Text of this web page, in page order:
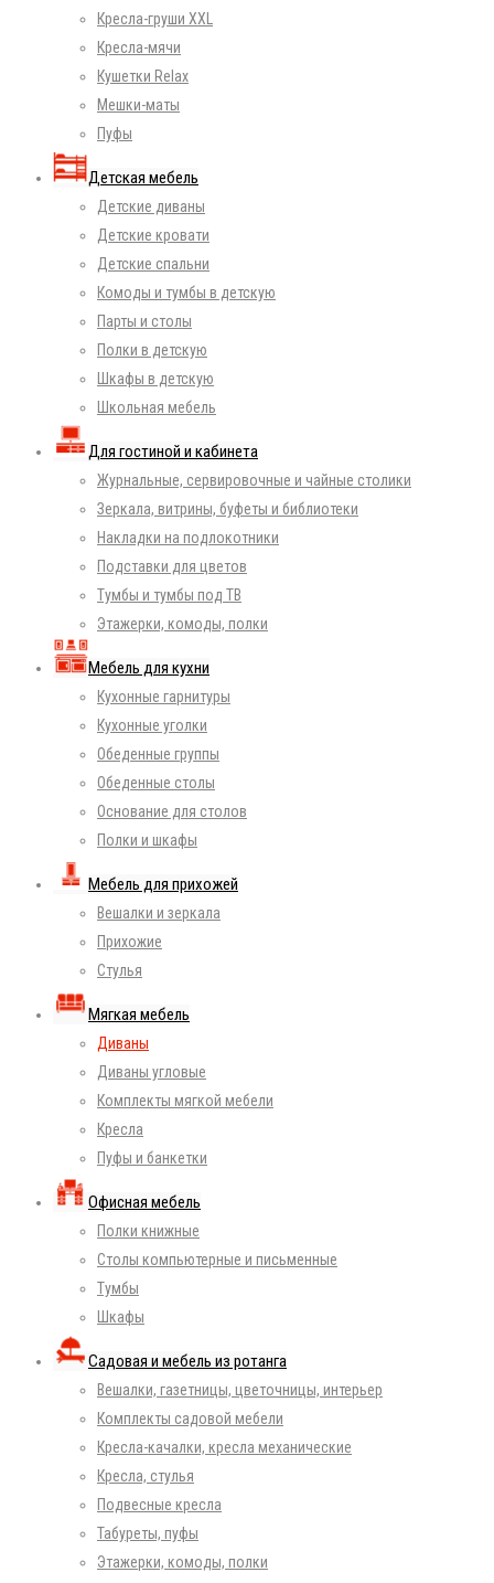
Кресла-груши XXL
Кресла-мячи
Кушетки Relax
Мешки-маты
Пуфы
Детская мебель
Детские диваны
Детские кровати
Детские спальни
Комоды и тумбы в детскую
Парты и столы
Полки в детскую
Шкафы в детскую
Школьная мебель
Для гостиной и кабинета
Журнальные, сервировочные и чайные столики
Зеркала, витрины, буфеты и библиотеки
Накладки на подлокотники
Подставки для цветов
Тумбы и тумбы под ТВ
Этажерки, комоды, полки
Мебель для кухни
Кухонные гарнитуры
Кухонные уголки
Обеденные группы
Обеденные столы
Основание для столов
Полки и шкафы
Мебель для прихожей
Вешалки и зеркала
Прихожие
Стулья
Мягкая мебель
Диваны
Диваны угловые
Комплекты мягкой мебели
Кресла
Пуфы и банкетки
Офисная мебель
Полки книжные
Столы компьютерные и письменные
Тумбы
Шкафы
Садовая и мебель из ротанга
Вешалки, газетницы, цветочницы, интерьер
Комплекты садовой мебели
Кресла-качалки, кресла механические
Кресла, стулья
Подвесные кресла
Табуреты, пуфы
Этажерки, комоды, полки